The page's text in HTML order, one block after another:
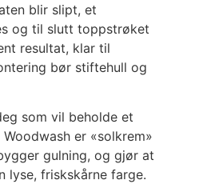
blir slipt, et
og til slutt toppstrøket
resultat, klar til
bør stiftehull og
som vil beholde et
er «solkrem»
gulning, og gjør at
lyse, friskskårne farge.